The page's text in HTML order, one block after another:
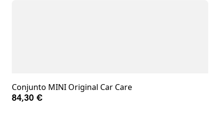
Conjunto MINI Original Car Care
84,30 €